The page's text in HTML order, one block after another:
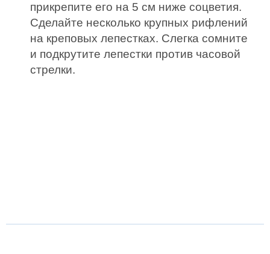
прикрепите его на 5 см ниже соцветия.
Сделайте несколько крупных рифлений
на креповых лепестках. Слегка сомните
и подкрутите лепестки против часовой
стрелки.